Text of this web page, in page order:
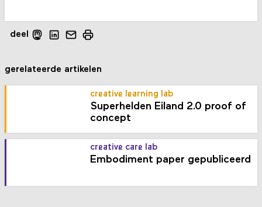
deel
gerelateerde artikelen
creative learning lab
Superhelden Eiland 2.0 proof of
concept
creative care lab
Embodiment paper gepubliceerd